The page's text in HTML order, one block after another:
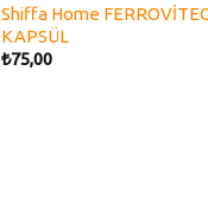
Shiffa Home
KAPSÜL
₺75,00